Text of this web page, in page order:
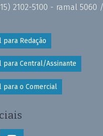
2102-5100 - ramal 5060 /
para Redação
para Central/Assinante
para o Comercial